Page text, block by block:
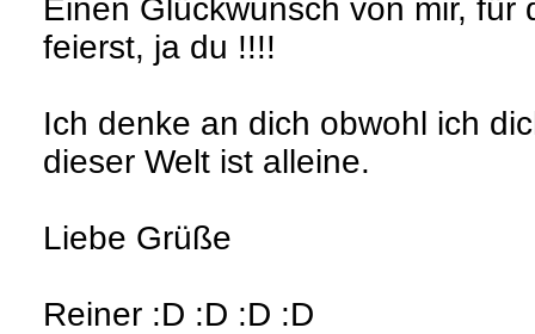
Einen Glückwunsch von mir,
feierst, ja du !!!!
Ich denke an dich obwohl ich
dieser Welt ist alleine.
Liebe Grüße
Reiner :D :D :D :D